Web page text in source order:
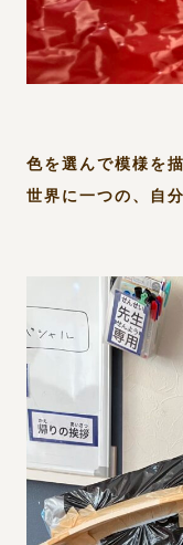
色を選んで模様を
世界に一つの、自